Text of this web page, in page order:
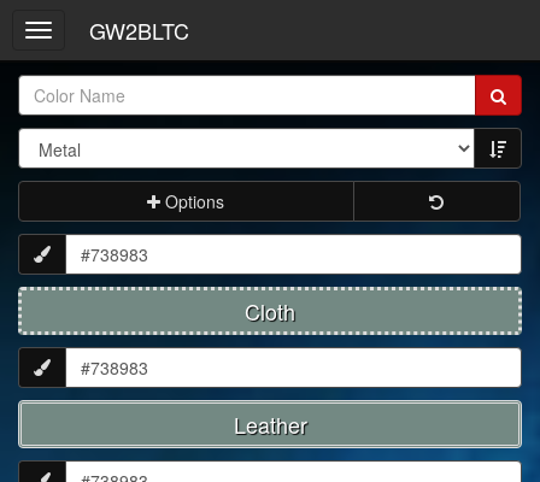
Toggle
navigation
GW2BLTC
Item
Name:
Options
Cloth
Leather